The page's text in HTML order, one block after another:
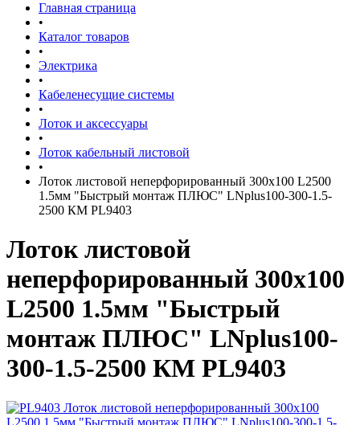
Главная страница
•
Каталог товаров
•
Электрика
•
Кабеленесущие системы
•
Лоток и аксессуары
•
Лоток кабельный листовой
•
Лоток листовой неперфорированный 300х100 L2500
1.5мм "Быстрый монтаж ПЛЮС" LNplus100-300-1.5-
2500 КМ PL9403
Лоток листовой
неперфорированный 300х100
L2500 1.5мм "Быстрый
монтаж ПЛЮС" LNplus100-
300-1.5-2500 КМ PL9403